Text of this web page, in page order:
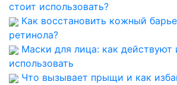
стоит использовать?
Как восстановить кожный
ретинола?
Маски для лица: как действуют
использовать
Что вызывает прыщи и как